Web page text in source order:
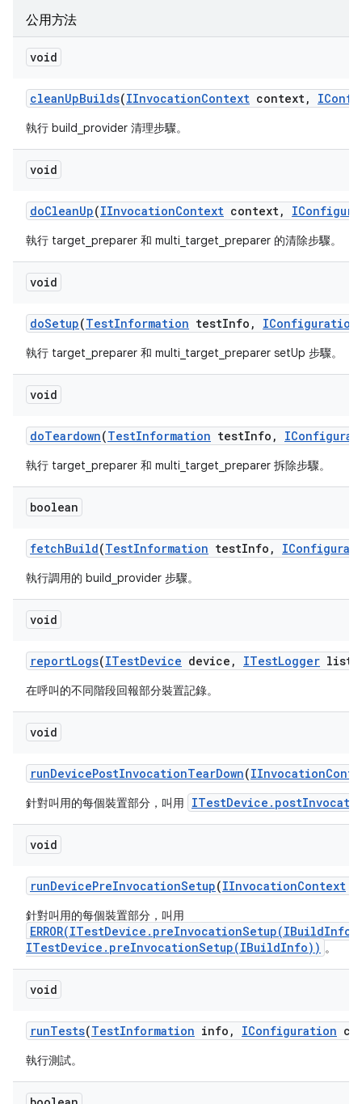
公用方法
void
cleanUpBuilds(IInvocationContext context,
執行 build_provider 清理步驟。
void
doCleanUp(IInvocationContext context,
執行 target_preparer 和 multi_target_preparer 的清除步驟。
void
doSetup(TestInformation testInfo , IConfiguration
執行 target_preparer 和 multi_target_preparer setUp 步驟。
void
doTeardown(TestInformation testInfo ,
執行 target_preparer 和 multi_target_preparer 拆除步驟。
boolean
fetchBuild(TestInformation testInfo ,
執行調用的 build_provider 步驟。
void
reportLogs(ITestDevice device , ITestLogger
在呼叫的不同階段回報部分裝置記錄。
void
runDevicePostInvocationTearDown(IInvocation
針對叫用的每個裝置部分，叫用
void
runDevicePreInvocationSetup(IInvocationContext
針對叫用的每個裝置部分，叫用
ITestDevice.preInvocationSetup(IBuildInfo)) 。
void
runTests(TestInformation info , IConfiguration
執行測試。